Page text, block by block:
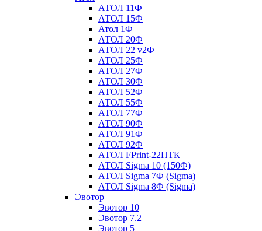
АТОЛ 11Ф
АТОЛ 15Ф
Атол 1Ф
АТОЛ 20Ф
АТОЛ 22 v2Ф
АТОЛ 25Ф
АТОЛ 27Ф
АТОЛ 30Ф
АТОЛ 52Ф
АТОЛ 55Ф
АТОЛ 77Ф
АТОЛ 90Ф
АТОЛ 91Ф
АТОЛ 92Ф
АТОЛ FPrint-22ПТК
АТОЛ Sigma 10 (150Ф)
АТОЛ Sigma 7Ф (Sigma)
АТОЛ Sigma 8Ф (Sigma)
Эвотор
Эвотор 10
Эвотор 7.2
Эвотор 5